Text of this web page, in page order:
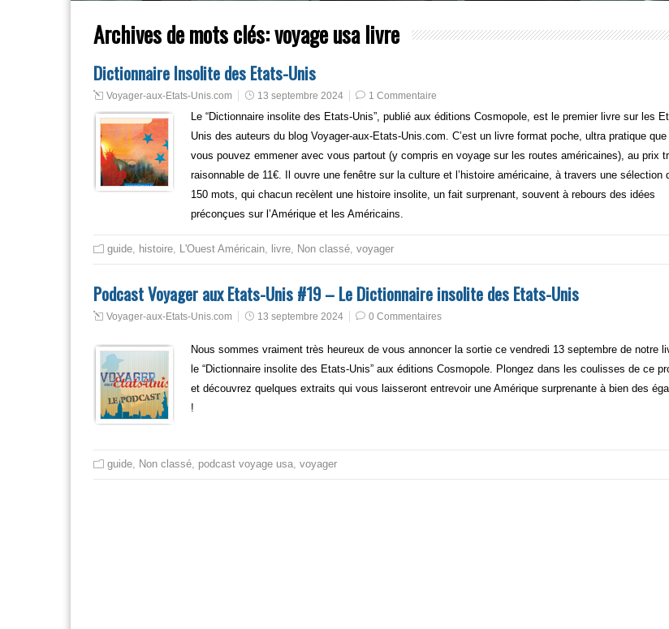
Archives de mots clés:voyage usa livre
Dictionnaire Insolite des Etats-Unis
Voyager-aux-Etats-Unis.com 13 septembre 2024 1 Commentaire
Le “Dictionnaire insolite des Etats-Unis”, publié aux éditions Cosmopole, est le premier livre sur les
Unis des auteurs du blog Voyager-aux-Etats-Unis.com. C’est un livre format poche, ultra pratique que
vous pouvez emmener avec vous partout (y compris en voyage sur les routes américaines), au prix
raisonnable de 11€. Il ouvre une fenêtre sur la culture et l’histoire américaine, à travers une sélection
150 mots, qui chacun recèlent une histoire insolite, un fait surprenant, souvent à rebours des idées
préconçues sur l’Amérique et les Américains.
guide, histoire, L'Ouest Américain, livre, Non classé, voyager
Podcast Voyager aux Etats-Unis #19 – Le Dictionnaire insolite des Etats-Unis
Voyager-aux-Etats-Unis.com 13 septembre 2024 0 Commentaires
Nous sommes vraiment très heureux de vous annoncer la sortie ce vendredi 13 septembre de notre
le “Dictionnaire insolite des Etats-Unis” aux éditions Cosmopole. Plongez dans les coulisses de ce
et découvrez quelques extraits qui vous laisseront entrevoir une Amérique surprenante à bien des
!
guide, Non classé, podcast voyage usa, voyager